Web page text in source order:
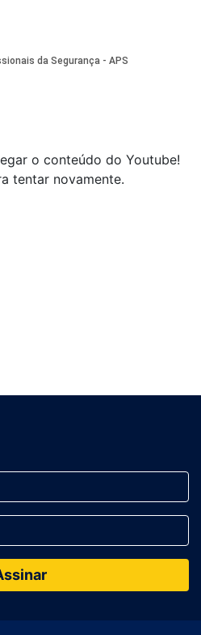
o conteúdo do Youtube!
tentar novamente.